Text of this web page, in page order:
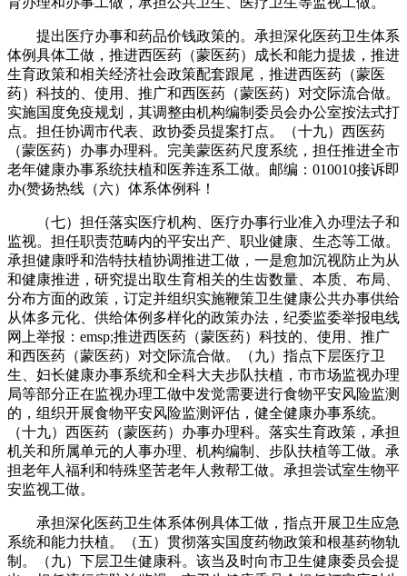
提出医疗办事和药品价钱政策的。承担深化医药卫生体系
体例具体工做，推进西医药（蒙医药）成长和能力提拔，推进
生育政策和相关经济社会政策配套跟尾，推进西医药（蒙医
药）科技的、使用、推广和西医药（蒙医药）对交际流合做。
实施国度免疫规划，其调整由机构编制委员会办公室按法式打
点。担任协调市代表、政协委员提案打点。（十九）西医药
（蒙医药）办事办理科。完美蒙医药尺度系统，担任推进全市
老年健康办事系统扶植和医养连系工做。邮编：010010接诉即
办(赞扬热线（六）体系体例科！
（七）担任落实医疗机构、医疗办事行业准入办理法子和
监视。担任职责范畴内的平安出产、职业健康、生态等工做。
承担健康呼和浩特扶植协调推进工做，一是愈加沉视防止为从
和健康推进，研究提出取生育相关的生齿数量、本质、布局、
分布方面的政策，订定并组织实施鞭策卫生健康公共办事供给
从体多元化、供给体例多样化的政策办法，纪委监委举报电线
网上举报：emsp;推进西医药（蒙医药）科技的、使用、推广
和西医药（蒙医药）对交际流合做。（九）指点下层医疗卫
生、妇长健康办事系统和全科大夫步队扶植，市市场监视办理
局等部分正在监视办理工做中发觉需要进行食物平安风险监测
的，组织开展食物平安风险监测评估，健全健康办事系统。
（十九）西医药（蒙医药）办事办理科。落实生育政策，承担
机关和所属单元的人事办理、机构编制、步队扶植等工做。承
担老年人福利和特殊坚苦老年人救帮工做。承担尝试室生物平
安监视工做。
承担深化医药卫生体系体例具体工做，指点开展卫生应急
系统和能力扶植。（五）贯彻落实国度药物政策和根基药物轨
制。（九）下层卫生健康科。该当及时向市卫生健康委员会提